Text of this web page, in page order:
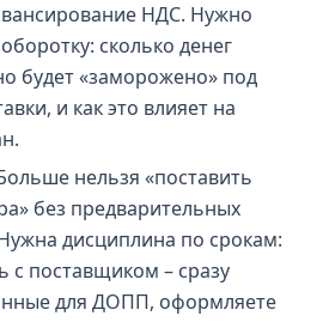
НДС. Нужно
сколько денег
будет «заморожено» под
и как это влияет на
нельзя «поставить
без предварительных
дисциплина по срокам:
с поставщиком – сразу
для ДОПП, оформляете